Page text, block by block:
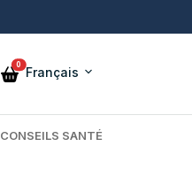
0 Français
CONSEILS SANTÉ